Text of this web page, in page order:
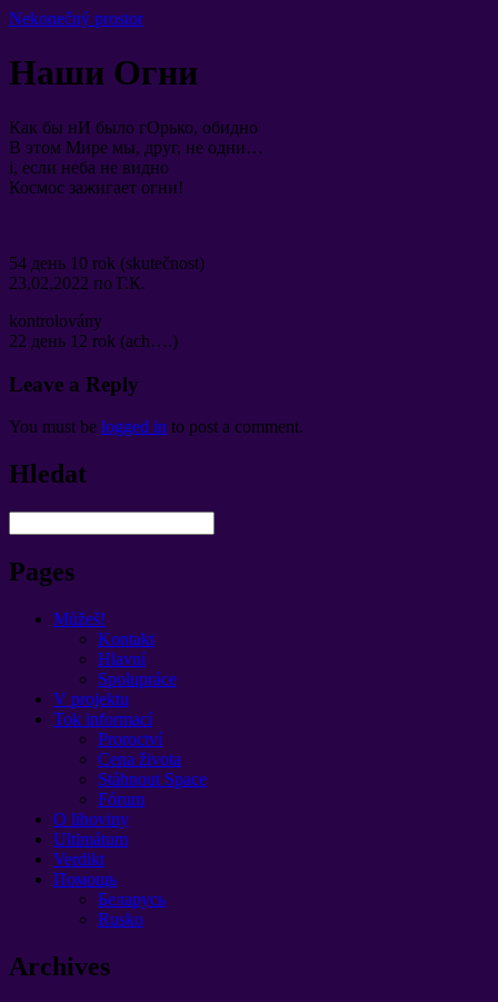
Nekonečný prostor
Наши Огни
Как бы нИ было гОрько, обидно
В этом Мире мы, друг, не одни…
i, если неба не видно
Космос зажигает огни!
54 день 10 rok (skutečnost)
23,02,2022 по Г.К.
kontrolovány
22 день 12 rok (ach….)
Leave a Reply
You must be logged in to post a comment.
Hledat
Pages
Můžeš!
Kontakt
Hlavní
Spolupráce
V projektu
Tok informací
Proroctví
Cena života
Stáhnout Space
Fórum
O lihoviny
Ultimátum
Verdikt
Помощь
Беларусь
Rusko
Archives